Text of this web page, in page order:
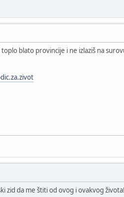
toplo blato provincije i ne izlaziš na
zid da me štiti od ovog i ovakvog života!